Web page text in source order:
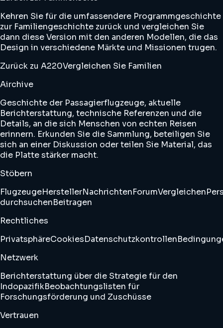
Kehren Sie für die umfassendere Programmgeschichte
zur Familiengeschichte zurück und vergleichen Sie
dann diese Version mit den anderen Modellen, die das
Design in verschiedene Märkte und Missionen trugen.
Zurück zu A220Vergleichen Sie Familien
Airchive
Geschichte der Passagierflugzeuge, aktuelle
Berichterstattung, technische Referenzen und die
Details, an die sich Menschen von echten Reisen
erinnern. Erkunden Sie die Sammlung, beteiligen Sie
sich an einer Diskussion oder teilen Sie Material, das
die Platte stärker macht.
Stöbern
FlugzeugeHerstellerNachrichtenForumVergleichen
durchsuchenBeitragen
Rechtliches
PrivatsphäreCookiesDatenschutzkontrollen
Netzwerk
Berichterstattung über die Strategie für den
IndopazifikBeobachtungslisten für
Forschungsförderung und Zuschüsse
Vertrauen